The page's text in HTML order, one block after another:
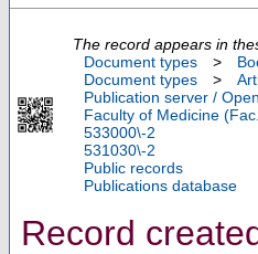
The record appears in
Document types
>
Document types
>
Publication server /
Faculty of Medicine
533000\-2
531030\-2
Public records
Publications database
Record